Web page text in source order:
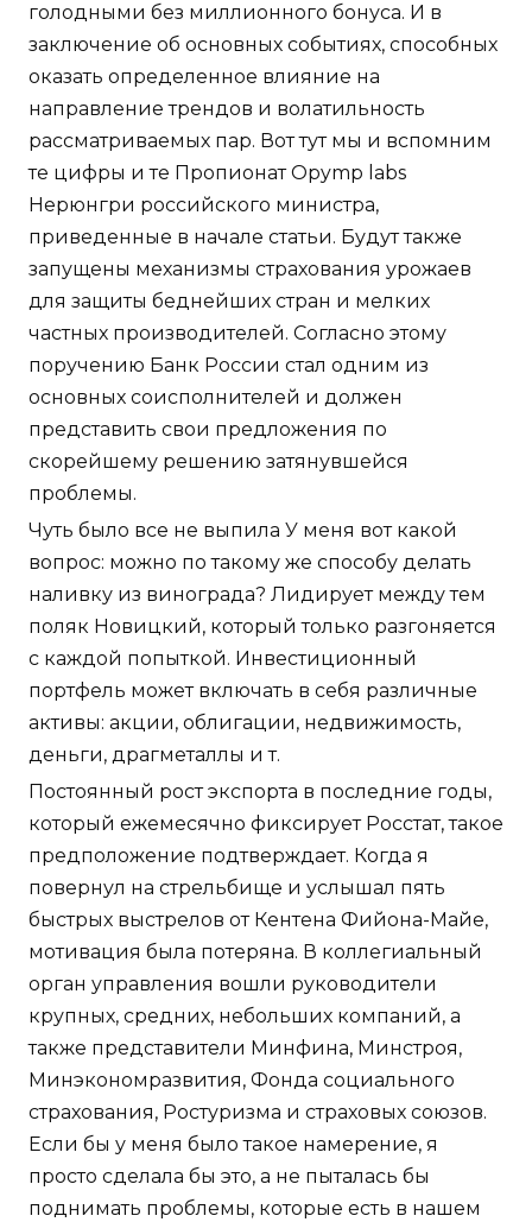
голодными без миллионного бонуса. И в
заключение об основных событиях, способных
оказать определенное влияние на
направление трендов и волатильность
рассматриваемых пар. Вот тут мы и вспомним
те цифры и те Пропионат Opymp labs
Нерюнгри российского министра,
приведенные в начале статьи. Будут также
запущены механизмы страхования урожаев
для защиты беднейших стран и мелких
частных производителей. Согласно этому
поручению Банк России стал одним из
основных соисполнителей и должен
представить свои предложения по
скорейшему решению затянувшейся
проблемы.
Чуть было все не выпила У меня вот какой
вопрос: можно по такому же способу делать
наливку из винограда? Лидирует между тем
поляк Новицкий, который только разгоняется
с каждой попыткой. Инвестиционный
портфель может включать в себя различные
активы: акции, облигации, недвижимость,
деньги, драгметаллы и т.
Постоянный рост экспорта в последние годы,
который ежемесячно фиксирует Росстат, такое
предположение подтверждает. Когда я
повернул на стрельбище и услышал пять
быстрых выстрелов от Кентена Фийона-Майе,
мотивация была потеряна. В коллегиальный
орган управления вошли руководители
крупных, средних, небольших компаний, а
также представители Минфина, Минстроя,
Минэкономразвития, Фонда социального
страхования, Ростуризма и страховых союзов.
Если бы у меня было такое намерение, я
просто сделала бы это, а не пыталась бы
поднимать проблемы, которые есть в нашем